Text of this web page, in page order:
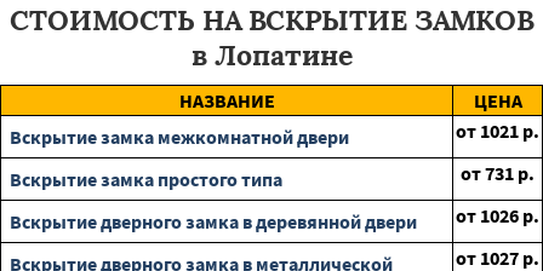
СТОИМОСТЬ НА ВСКРЫТИЕ ЗАМКОВ
в Лопатине
НАЗВАНИЕ
ЦЕНА
Вскрытие замка межкомнатной двери
от 1021 р.
Вскрытие замка простого типа
от731 р.
Вскрытие дверного замка в деревянной двери
от 1026 р.
Вскрытие дверного замка в металлической
от 1027 р.